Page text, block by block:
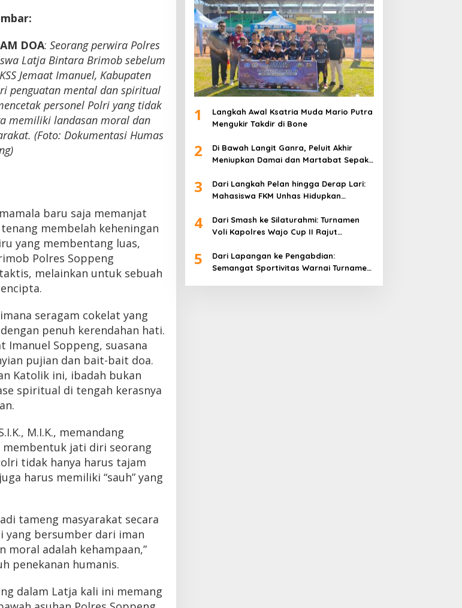
DOA: Seorang perwira Polres
Latja Bintara Brimob sebelum
Jemaat Imanuel, Kabupaten
penguatan mental dan spiritual
personel Polri yang tidak
memiliki landasan moral dan
(Foto: Dokumentasi Humas
baru saja memanjat
membelah keheningan
yang membentang luas,
Polres Soppeng
melainkan untuk sebuah
seragam cokelat yang
penuh kerendahan hati.
Imanuel Soppeng, suasana
pujian dan bait-bait doa.
Katolik ini, ibadah bukan
spiritual di tengah kerasnya
M.I.K., memandang
jati diri seorang
tidak hanya harus tajam
harus memiliki “sauh” yang
tameng masyarakat secara
bersumber dari iman
moral adalah kehampaan,”
penekanan humanis.
dalam Latja kali ini memang
1
Langkah Awal Ksatria Muda Mario Putra
Mengukir Takdir di Bone
2
Di Bawah Langit Ganra, Peluit Akhir
Meniupkan Damai dan Martabat Sepak
3
Dari Langkah Pelan hingga Derap Lari:
Mahasiswa FKM Unhas Hidupkan
4
Dari Smash ke Silaturahmi: Turnamen
Voli Kapolres Wajo Cup II Rajut
80
5
Dari Lapangan ke Pengabdian:
Semangat Sportivitas Warnai Turnamen